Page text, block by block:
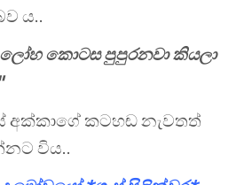
ය..
කොටස පුපුරනවා කියලා
අක්කාගේ කටහඬ නැවතත්
විය..